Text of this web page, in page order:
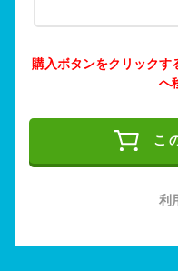
購入ボタンをクリックす
へ
こ
利